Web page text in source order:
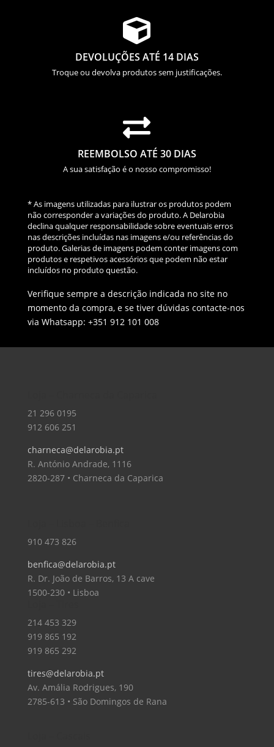

DEVOLUÇÕES ATÉ 14 DIAS
Troque ou devolva produtos sem justificações.

REEMBOLSO ATÉ 30 DIAS
A sua satisfação é o nosso compromisso!
* As imagens utilizadas para ilustrar os produtos podem
não corresponder a variações do produto. A Delarobia
declina qualquer responsabilidade sobre eventuais erros
nas descrições incluídas nas imagens e/ou referências do
produto. Galerias de imagens podem conter imagens com
produtos e respetivos acessórios que podem não estar
incluídos no produto questão.
Verifique sempre a descrição indicada no site no
momento da compra, e se tiver dúvidas contacte-nos
via Whatsapp: +351 912 101 008
21 296 0195
912 606 251
charneca@delarobia.pt
R. António Andrade, 1116
2820-287 • Charneca da Caparica
910 473 826
benfica@delarobia.pt
R. Dr. João de Barros, 13 A cave
1500-230 • Lisboa
214 453 329
919 865 192
919 865 292
tires@delarobia.pt
Av. Amália Rodrigues, 190
2785-613 • São Domingos de Rana